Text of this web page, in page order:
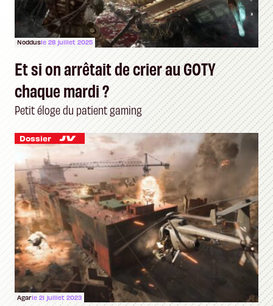
Noddusle 28 juillet 2025
Et si on arrêtait de crier au GOTY
chaque mardi ?
Petit éloge du patient gaming
Dossier
Agarle 21 juillet 2023